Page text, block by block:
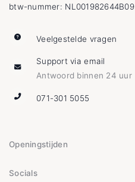
btw-nummer: NL001982644B09
Veelgestelde vragen
Support via email
Antwoord binnen 24 uur
071-301 5055
Openingstijden
Socials